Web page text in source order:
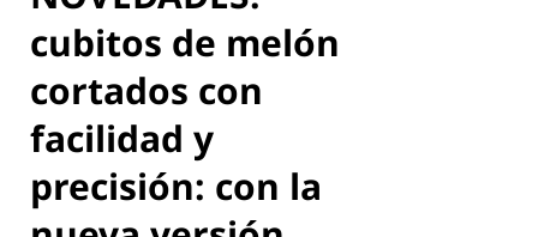
Contacto
cubitos de melón
cortados con
facilidad y
precisión: con la